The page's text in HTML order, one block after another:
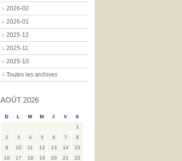
2026-02
2026-01
2025-12
2025-11
2025-10
Toutes les archives
AOÛT 2026
D L M M J V
S
1
2
3 4 5 6 7
8
9
10 11 12 13 14
15
16
17 18 19 20 21
22